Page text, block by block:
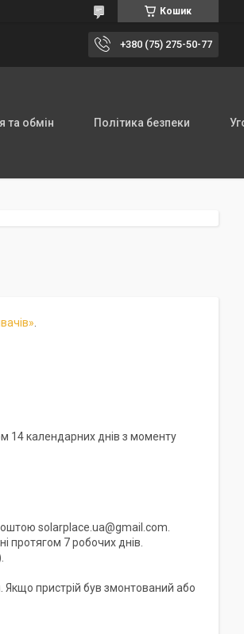
Кошик
+380 (75) 275-50-77
та обмін Політика безпеки
14 календарних днів з моменту
solarplace.ua@gmail.com.
протягом 7 робочих днів.
Якщо пристрій був змонтований або